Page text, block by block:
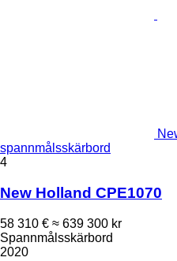
spannmålsskärbord
4
New Holland CPE1070
58 310 € ≈ 639 300 kr
Spannmålsskärbord
2020